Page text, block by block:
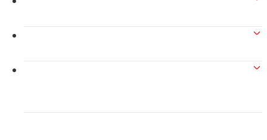
Alle wet- en regelgeving voor
Advocatenwet tot de
(Voda) en de Regeling op de